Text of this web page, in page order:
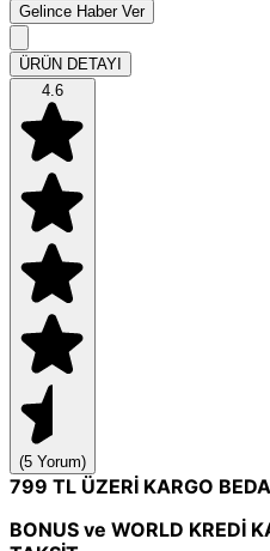
Gelince Haber Ver
ÜRÜN DETAYI
4.6
(5 Yorum)
799 TL ÜZERİ KARGO
BONUS ve WORLD KREDİ